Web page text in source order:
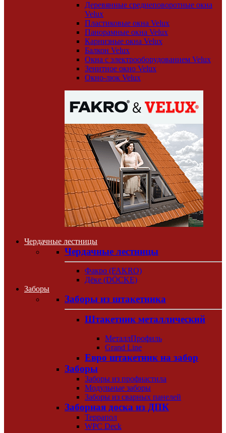
Деревянные среднеповоротные окна
Velux
Пластиковые окна Velux
Панорамные окна Velux
Карнизные окна Velux
Балкон Velux
Окна с электрооборудованием Velux
Зенитное окно Velux
Окно-люк Velux
Чердачные лестницы
Чердачные лестницы
Факро (FAKRO)
Дёке (DÖCKE)
Заборы
Заборы из штакетника
Штакетник металлический
МеталлПрофиль
Grand Line
Евро штакетник на забор
Заборы
Заборы из профнастила
Модульные заборы
Заборы из сварных панелей
Заборная доска из ДПК
Террапол
WPC Deck